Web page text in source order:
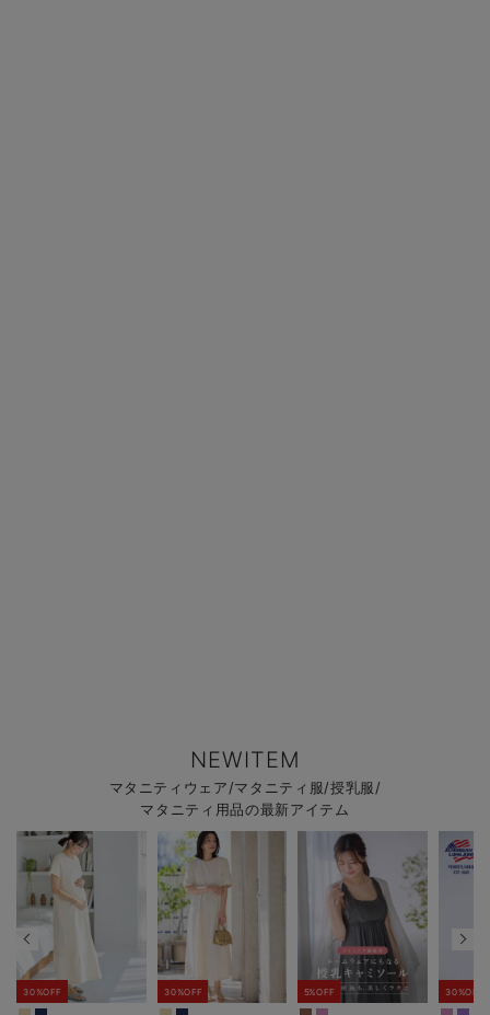
NEWITEM
マタニティウェア/マタニティ服/授乳服/
マタニティ用品の最新アイテム
30%OFF 30%OFF 5%OFF 30%OFF